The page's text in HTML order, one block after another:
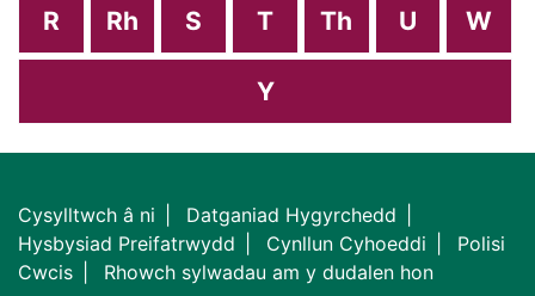
R Rh S T Th U W
Y
Cysylltwch â ni
Datganiad Hygyrchedd
Hysbysiad Preifatrwydd
Cynllun Cyhoeddi
Polisi
Cwcis
Rhowch sylwadau am y dudalen hon